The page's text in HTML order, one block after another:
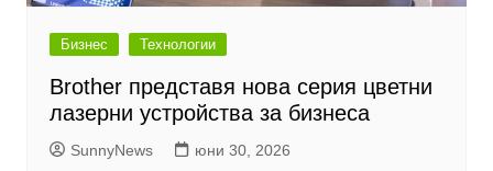
Бизнес Технологии
Brother представя нова серия цветни
лазерни устройства за бизнеса
SunnyNews юни 30, 2026